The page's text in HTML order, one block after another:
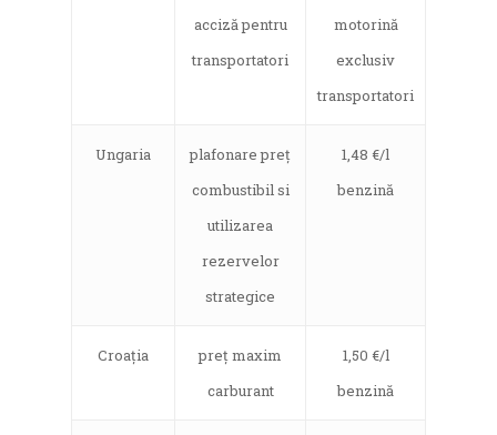
acciză pentru
transportatori
motorină
exclusiv
transportatori
Ungaria
plafonare preț
combustibil si
utilizarea
rezervelor
strategice
1,48 €/l
benzină
Croația
preț maxim
carburant
1,50 €/l
benzină